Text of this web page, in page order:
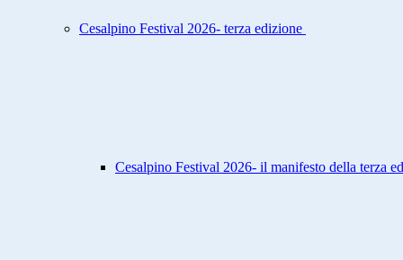
Cesalpino Festival 2026- terza edizione
Cesalpino Festival 2026- il manifesto della terza